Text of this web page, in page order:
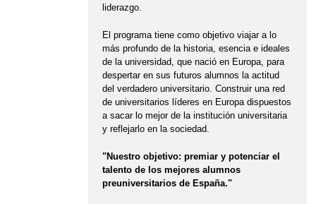
liderazgo.
El programa tiene como objetivo viajar a lo
más profundo de la historia, esencia e ideales
de la universidad, que nació en Europa, para
despertar en sus futuros alumnos la actitud
del verdadero universitario. Construir una red
de universitarios líderes en Europa dispuestos
a sacar lo mejor de la institución universitaria
y reflejarlo en la sociedad.
"Nuestro objetivo: premiar y potenciar el
talento de los mejores alumnos
preuniversitarios de España."